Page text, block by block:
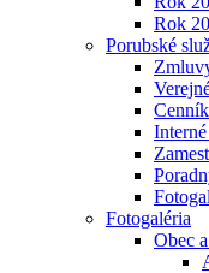
Rok
Porubské
Fotogaléria
Obec